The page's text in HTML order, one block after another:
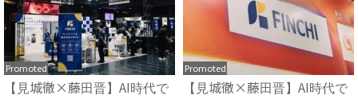
Promoted
【見城徹×藤田晋】AI時代で
Promoted
【見城徹×藤田晋】AI時代で